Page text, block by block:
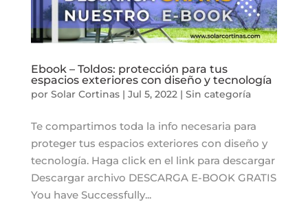
Ebook – Toldos: protección para tus
espacios exteriores con diseño y tecnología
por Solar Cortinas| Jul 5, 2022 | Sin categoría
Te compartimos toda la info necesaria para
proteger tus espacios exteriores con diseño y
tecnología. Haga click en el link para descargar
Descargar archivo DESCARGA E-BOOK GRATIS
You have Successfully...